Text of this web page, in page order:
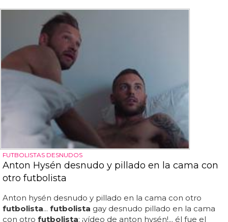
FUTBOLISTAS DESNUDOS
Anton Hysén desnudo y pillado en la cama con
otro futbolista
Anton hysén desnudo y pillado en la cama con otro
futbolista... futbolista gay desnudo pillado en la cama
con otro futbolista: ¡vídeo de anton hysén!... él fue el